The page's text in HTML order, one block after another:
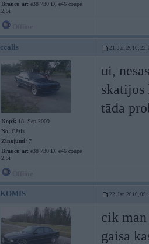
Braucu ar: e38 730 D, e46 coupe
2,5i
ccalis 21. Jan 2010,
Kopš: 18. Sep 2009
No: Cēsis
Ziņojumi: 7
Braucu ar: e38 730 D, e46 coupe
2,5i
ui,
skatijos
tāda
KOMIS 22. Jan 2010,
cik
gaisa